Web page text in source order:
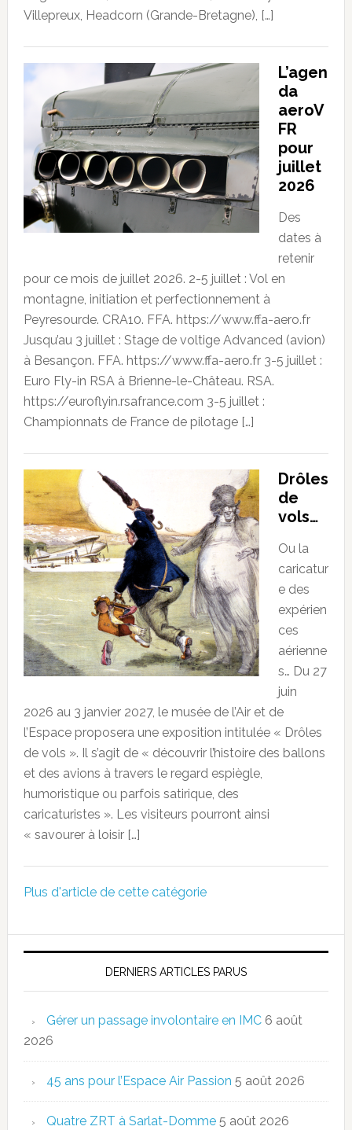
Villepreux, Headcorn (Grande-Bretagne), […]
L’agen
da
aeroV
FR
pour
juillet
2026
Des
dates à
retenir
pour ce mois de juillet 2026. 2-5 juillet : Vol en
montagne, initiation et perfectionnement à
Peyresourde. CRA10. FFA. https://www.ffa-aero.fr
Jusqu’au 3 juillet : Stage de voltige Advanced (avion)
à Besançon. FFA. https://www.ffa-aero.fr 3-5 juillet :
Euro Fly-in RSA à Brienne-le-Château. RSA.
https://euroflyin.rsafrance.com 3-5 juillet :
Championnats de France de pilotage […]
Drôles
de
vols…
Ou la
caricatur
e des
expérien
ces
aérienne
s… Du 27
juin
2026 au 3 janvier 2027, le musée de l’Air et de
l’Espace proposera une exposition intitulée « Drôles
de vols ». Il s’agit de « découvrir l’histoire des ballons
et des avions à travers le regard espiègle,
humoristique ou parfois satirique, des
caricaturistes ». Les visiteurs pourront ainsi
« savourer à loisir […]
Plus d'article de cette catégorie
DERNIERS ARTICLES PARUS
Gérer un passage involontaire en IMC 6 août
2026
45 ans pour l’Espace Air Passion 5 août 2026
Quatre ZRT à Sarlat-Domme 5 août 2026